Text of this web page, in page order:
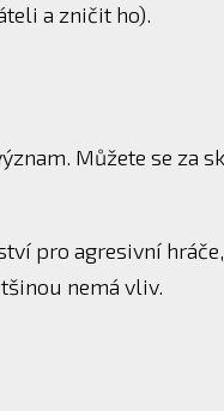
a zničit ho).
Můžete se za
pro agresivní
nemá vliv.